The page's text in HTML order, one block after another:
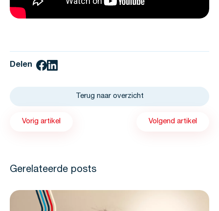
Delen
Terug naar overzicht
Vorig artikel Volgend artikel
Gerelateerde posts